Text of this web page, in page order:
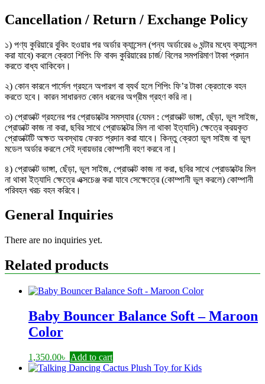
Cancellation / Return / Exchange Policy
১) পণ্য কুরিয়ারে বুকিং হওয়ার পর অর্ডার ক্যান্সেল (পন্য অর্ডারের ৬ ঘন্টার মধ্যে ক্যান্সেল
করা যাবে) করলে ক্রেতা শিপিং ফি বাবদ কুরিয়ারের চার্জ/ বিলের সমপরিমাণ টাকা প্রদান
করতে বাধ্য থাকিবেন।
২) কোন কারনে পার্সেল গ্রহনে অপারগ বা ব্যর্থ হলে শিপিং ফি’র টাকা ক্রেতাকে বহন
করতে হবে। কারন সাধারনত কোন ধরনের অগ্রীম গ্রহণ করি না।
৩) প্রোডাক্ট গ্রহনের পর প্রোডাক্টের সমস্যার (যেমন : প্রোডাক্ট ভাঙ্গা, ছেঁড়া, ভুল সাইজ,
প্রোডাক্ট কাজ না করা, ছবির সাথে প্রোডাক্টের মিল না থাকা ইত্যাদি) ক্ষেত্রে ক্রয়কৃত
প্রোডাক্টটি অক্ষত অবস্থায় ফেরত প্রদান করা যাবে। কিন্তু ক্রেতা ভুল সাইজ বা ভুল
মডেল অর্ডার করলে সেই দ্বায়ভার কোম্পানী বহণ করবে না।
৪) প্রোডাক্ট ভাঙ্গা, ছেঁড়া, ভুল সাইজ, প্রোডাক্ট কাজ না করা, ছবির সাথে প্রোডাক্টের মিল
না থাকা ইত্যাদি ক্ষেত্রে এক্সচেঞ্জ করা যাবে সেক্ষেত্রে (কোম্পানী ভুল করলে) কোম্পানী
পরিবহন খরচ বহন করিবে।
General Inquiries
There are no inquiries yet.
Related products
Baby Bouncer Balance Soft – Maroon
Color
1,350.00৳ Add to cart